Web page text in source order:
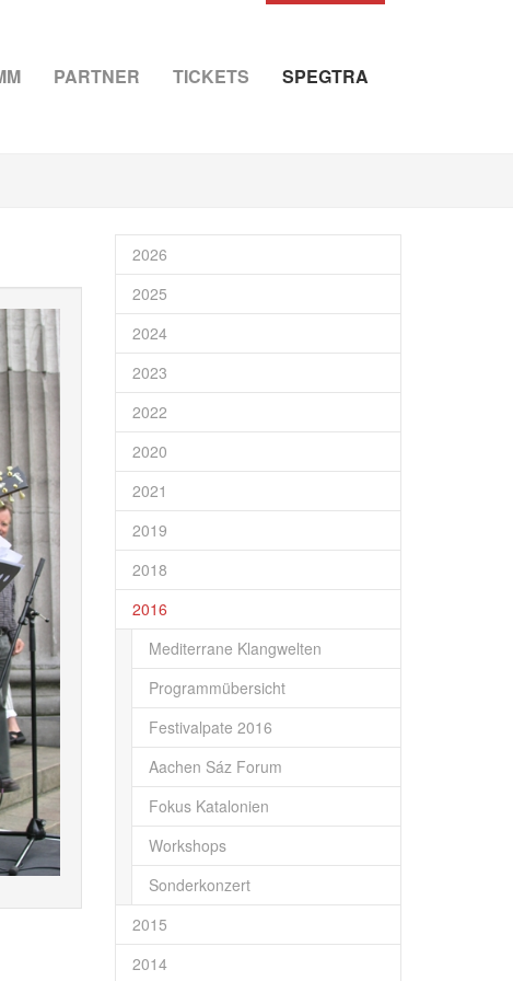
PARTNER TICKETS SPEGTRA
2026
2025
2024
2023
2022
2020
2021
2019
2018
2016
Mediterrane Klangwelten
Programmübersicht
Festivalpate 2016
Aachen Sáz Forum
Fokus Katalonien
Workshops
Sonderkonzert
2015
2014